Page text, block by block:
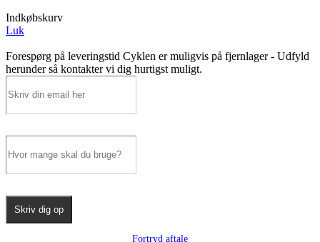
Indkøbskurv
Luk
Forespørg på leveringstid Cyklen er muligvis på fjernlager - Udfyld
herunder så kontakter vi dig hurtigst muligt.
Skriv dig op
Fortryd aftale